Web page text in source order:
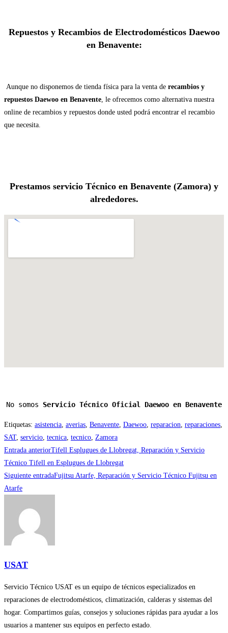
Repuestos y Recambios de Electrodomésticos Daewoo
en Benavente:
Aunque no disponemos de tienda física para la venta de recambios y
repuestos Daewoo en Benavente, le ofrecemos como alternativa nuestra
online de recambios y repuestos donde usted podrá encontrar el recambio
que necesita.
Prestamos servicio Técnico en Benavente (Zamora) y
alrededores.
No somos Servicio Técnico Oficial Daewoo en Benavente
Etiquetas: asistencia, averias, Benavente, Daewoo, reparacion, reparaciones,
SAT, servicio, tecnica, tecnico, Zamora
Leer
más
artículos
Entrada anteriorTifell Esplugues de Llobregat, Reparación y Servicio
Técnico Tifell en Esplugues de Llobregat
Siguiente entradaFujitsu Atarfe, Reparación y Servicio Técnico Fujitsu en
Atarfe
USAT
Servicio Técnico USAT es un equipo de técnicos especializados en
reparaciones de electrodomésticos, climatización, calderas y sistemas del
hogar. Compartimos guías, consejos y soluciones rápidas para ayudar a los
usuarios a mantener sus equipos en perfecto estado.